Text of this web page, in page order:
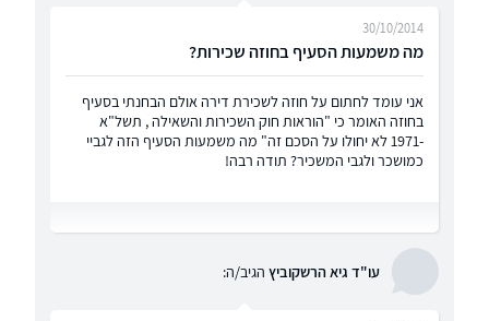
מה משמעות הסעיף בחוזה שכירות?
30/10/2014
אני עומד לחתום על חוזה לשכירת דירה אולם הבחנתי בסעיף
בחוזה האומר כי "הוראות חוק השכירות והשאילה , תשל"א
-1971 לא יחולו על הסכם זה" מה משמעות הסעיף הזה לגביי
כמושכר ולגבי המשכיר? תודה רבה!
עו"ד גיא הרשקוביץ הגיב/ה: